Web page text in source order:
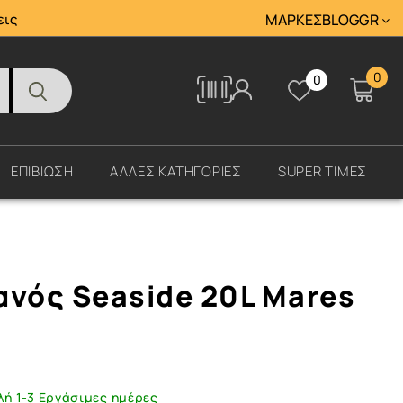
Tracking ΜΆΡΚΕΣBLOGGR
Tracking 0 0
ΕΠΙΒΙΩΣΗ ΑΛΛΕΣ ΚΑΤΗΓΟΡΙΕΣ SUPER ΤΙΜΕΣ
Seaside 20L Mares
1-3 Εργάσιμες ημέρες